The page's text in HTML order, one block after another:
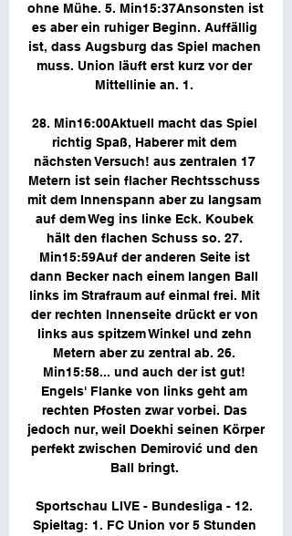
ohne Mühe. 5. Min15:37Ansonsten ist
es aber ein ruhiger Beginn. Auffällig
ist, dass Augsburg das Spiel machen
muss. Union läuft erst kurz vor der
Mittellinie an. 1.
28. Min16:00Aktuell macht das Spiel
richtig Spaß, Haberer mit dem
nächsten Versuch! aus zentralen 17
Metern ist sein flacher Rechtsschuss
mit dem Innenspann aber zu langsam
auf dem Weg ins linke Eck. Koubek
hält den flachen Schuss so. 27.
Min15:59Auf der anderen Seite ist
dann Becker nach einem langen Ball
links im Strafraum auf einmal frei. Mit
der rechten Innenseite drückt er von
links aus spitzem Winkel und zehn
Metern aber zu zentral ab. 26.
Min15:58... und auch der ist gut!
Engels' Flanke von links geht am
rechten Pfosten zwar vorbei. Das
jedoch nur, weil Doekhi seinen Körper
perfekt zwischen Demirović und den
Ball bringt.
Sportschau LIVE - Bundesliga - 12.
Spieltag: 1. FC Union vor 5 Stunden